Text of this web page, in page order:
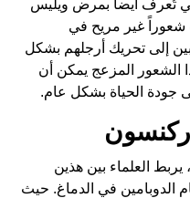
تُعرف أيضاً بمرض ويليس
شعوراً غير مريح في
إلى تحريك أرجلهم بشكل
الشعور المزعج يمكن أن
جودة الحياة بشكل عام.
العلماء بين هذين
الدوبامين في الدماغ. حيث